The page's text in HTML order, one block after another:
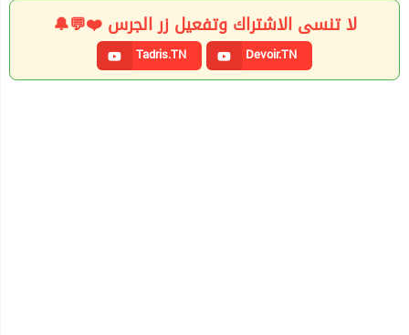
لا تنسى الاشتراك وتفعيل زر الجرس ❤️💬🔔
Tadris.TN Devoir.TN